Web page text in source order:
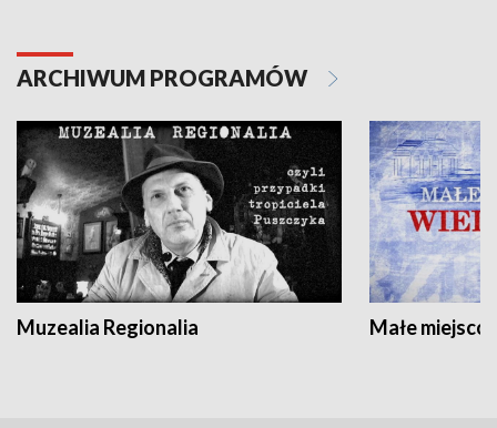
ARCHIWUM PROGRAMÓW
Muzealia Regionalia Małe